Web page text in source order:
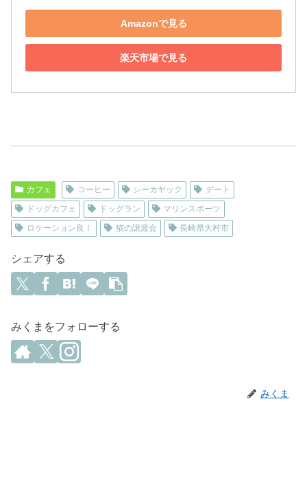
Amazonで見る
楽天市場で見る
カフェ コーヒー シーカヤック
デート
ドッグカフェ
ドッグラン
マリンスポーツ
ロケーション良！
猫の譲渡会 長崎県大村市
シェアする
みくまをフォローする
みくま